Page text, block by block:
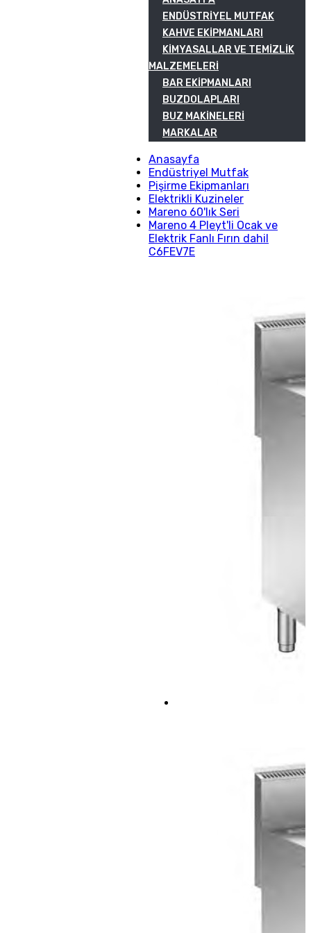
ENDÜSTRIYEL MUTFAK
KAHVE EKIPMANLARI
KIMYASALLAR VE TEMIZLIK
MALZEMELERI
BAR EKIPMANLARI
BUZDOLAPLARI
BUZ MAKINELERI
MARKALAR
Anasayfa
Endüstriyel Mutfak
Pişirme Ekipmanları
Elektrikli Kuzineler
Mareno 60'lık Seri
Mareno 4 Pleyt'li Ocak ve
Elektrik Fanlı Fırın dahil
C6FEV7E